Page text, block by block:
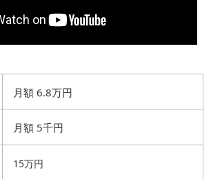
月額 6.8万円
月額 5千円
15万円